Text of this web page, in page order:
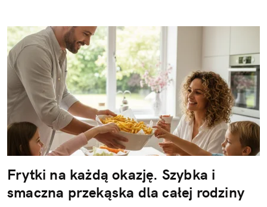
Frytki na każdą okazję. Szybka i
smaczna przekąska dla całej rodziny